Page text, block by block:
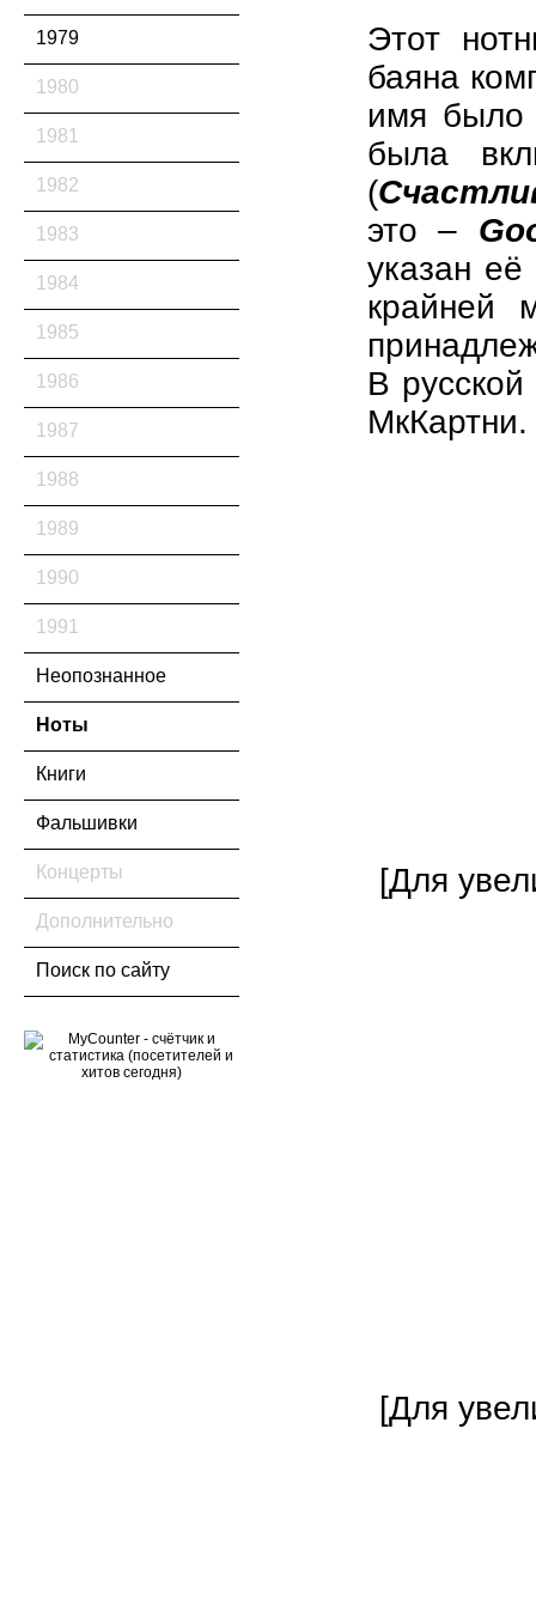
1979
1980
1981
1982
1983
1984
1985
1986
1987
1988
1989
1990
1991
Неопознанное
Ноты
Книги
Фальшивки
Концерты
Дополнительно
Поиск по сайту
Этот
баяна
имя было
была
(
это –
указан
крайней
В
МкКартни.
[Для
[Для